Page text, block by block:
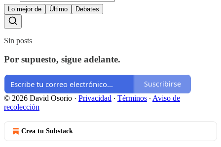
Lo mejor de Último Debates
Sin posts
Por supuesto, sigue adelante.
Suscribirse
© 2026 David Osorio · Privacidad ∙ Términos ∙ Aviso de
recolección
Crea tu Substack